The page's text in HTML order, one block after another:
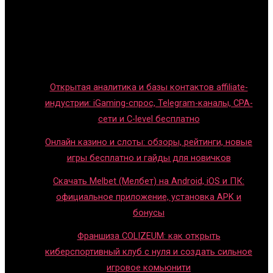
Открытая аналитика и базы контактов affiliate-
индустрии: iGaming-спрос, Telegram-каналы, CPA-
сети и C-level бесплатно
Онлайн казино и слоты: обзоры, рейтинги, новые
игры бесплатно и гайды для новичков
Скачать Melbet (Мелбет) на Android, iOS и ПК:
официальное приложение, установка APK и
бонусы
Франшиза COLIZEUM: как открыть
киберспортивный клуб с нуля и создать сильное
игровое комьюнити